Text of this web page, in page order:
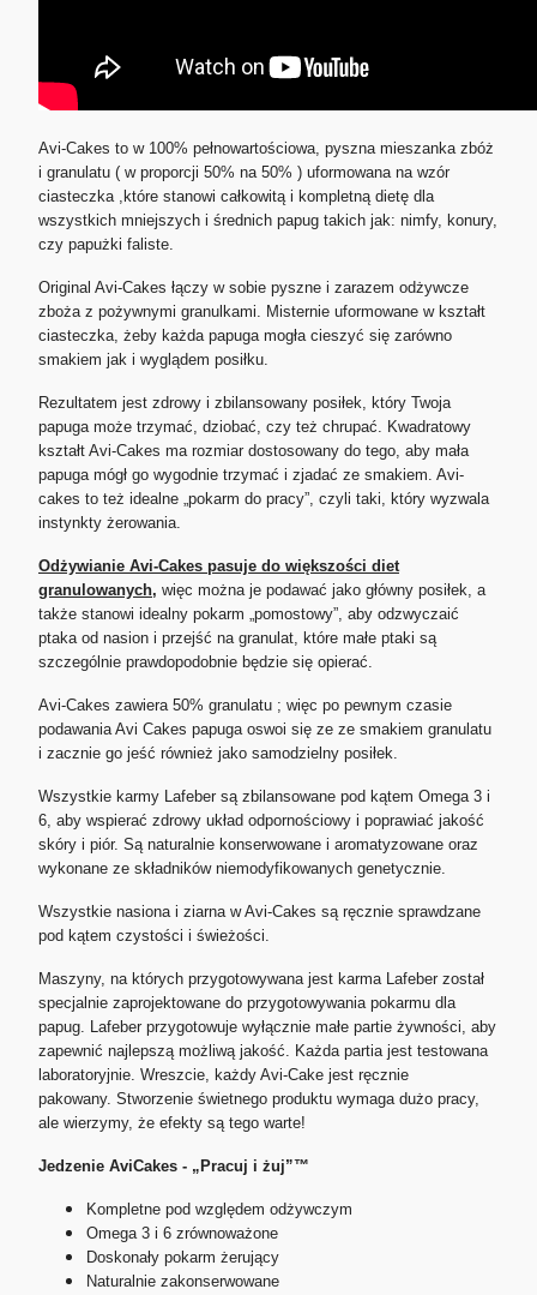
Avi-Cakes to w 100% pełnowartościowa, pyszna mieszanka zbóż
i granulatu ( w proporcji 50% na 50% ) uformowana na wzór
ciasteczka ,które stanowi całkowitą i kompletną dietę dla
wszystkich mniejszych i średnich papug takich jak: nimfy, konury,
czy papużki faliste.
Original Avi-Cakes łączy w sobie pyszne i zarazem odżywcze
zboża z pożywnymi granulkami. Misternie uformowane w kształt
ciasteczka, żeby każda papuga mogła cieszyć się zarówno
smakiem jak i wyglądem posiłku.
Rezultatem jest zdrowy i zbilansowany posiłek, który Twoja
papuga może trzymać, dziobać, czy też chrupać. Kwadratowy
kształt Avi-Cakes ma rozmiar dostosowany do tego, aby mała
papuga mógł go wygodnie trzymać i zjadać ze smakiem. Avi-
cakes to też idealne „pokarm do pracy”, czyli taki, który wyzwala
instynkty żerowania.
Odżywianie Avi-Cakes pasuje do większości diet
granulowanych, więc można je podawać jako główny posiłek, a
także stanowi idealny pokarm „pomostowy”, aby odzwyczaić
ptaka od nasion i przejść na granulat, które małe ptaki są
szczególnie prawdopodobnie będzie się opierać.
Avi-Cakes zawiera 50% granulatu ; więc po pewnym czasie
podawania Avi Cakes papuga oswoi się ze ze smakiem granulatu
i zacznie go jeść również jako samodzielny posiłek.
Wszystkie karmy Lafeber są zbilansowane pod kątem Omega 3 i
6, aby wspierać zdrowy układ odpornościowy i poprawiać jakość
skóry i piór. Są naturalnie konserwowane i aromatyzowane oraz
wykonane ze składników niemodyfikowanych genetycznie.
Wszystkie nasiona i ziarna w Avi-Cakes są ręcznie sprawdzane
pod kątem czystości i świeżości.
Maszyny, na których przygotowywana jest karma Lafeber został
specjalnie zaprojektowane do przygotowywania pokarmu dla
papug. Lafeber przygotowuje wyłącznie małe partie żywności, aby
zapewnić najlepszą możliwą jakość. Każda partia jest testowana
laboratoryjnie. Wreszcie, każdy Avi-Cake jest ręcznie
pakowany. Stworzenie świetnego produktu wymaga dużo pracy,
ale wierzymy, że efekty są tego warte!
Jedzenie AviCakes - „Pracuj i żuj”™
Kompletne pod względem odżywczym
Omega 3 i 6 zrównoważone
Doskonały pokarm żerujący
Naturalnie zakonserwowane